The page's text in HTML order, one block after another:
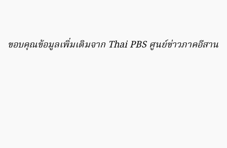
ขอบคุณข้อมูลเพิ่มเติมจาก Thai PBS ศูนย์ข่าวภาคอีสาน